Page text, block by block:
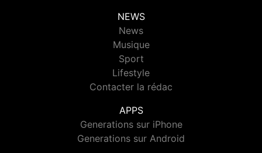
NEWS
News
Musique
Sport
Lifestyle
Contacter la rédac
APPS
Generations sur iPhone
Generations sur Android